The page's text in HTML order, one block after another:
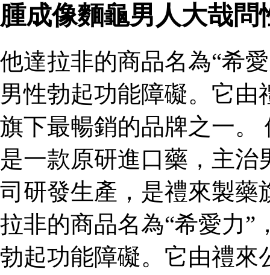
腫成像麵龜男人大哉問
他達拉非的商品名為“希
男性勃起功能障礙。它
旗下最暢銷的品牌之一。
是一款原研進口藥，主
司研發生產，是禮來製藥
拉非的商品名為“希愛力”
勃起功能障礙。它由禮來